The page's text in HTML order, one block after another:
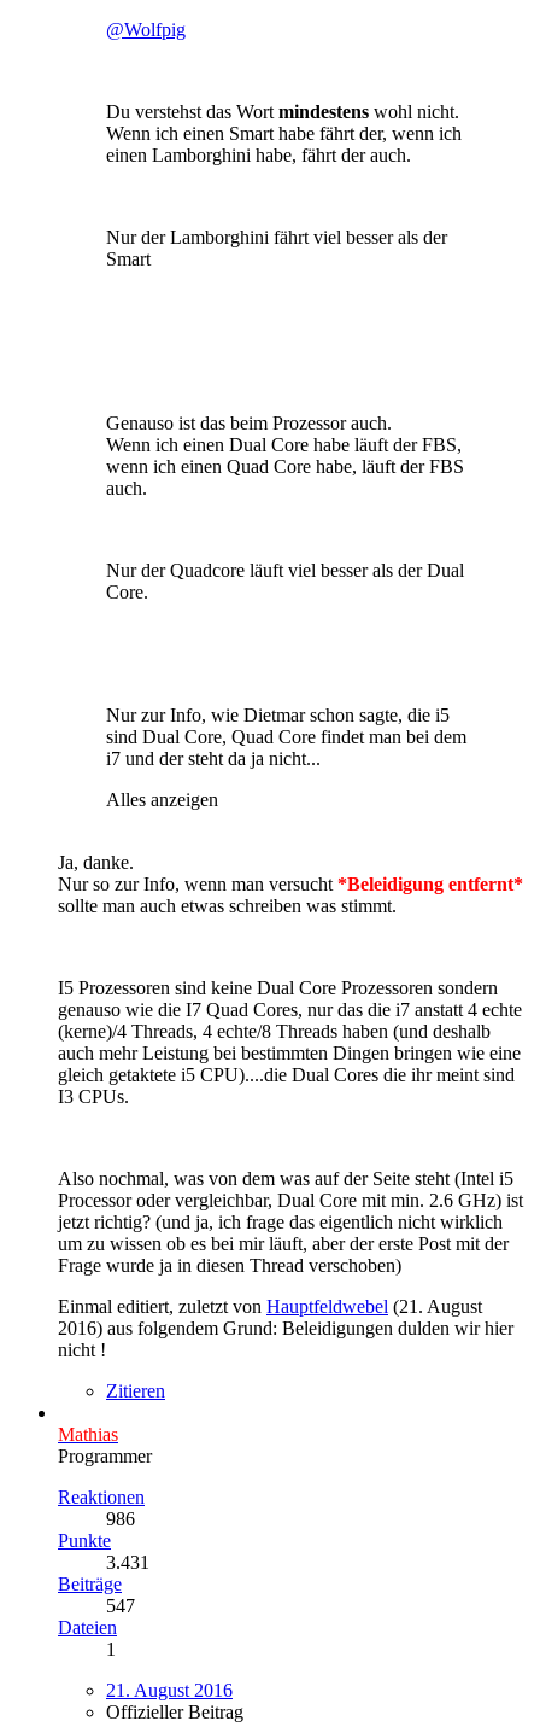
@Wolfpig
Du verstehst das Wort mindestens wohl nicht.
Wenn ich einen Smart habe fährt der, wenn ich
einen Lamborghini habe, fährt der auch.
Nur der Lamborghini fährt viel besser als der
Smart
Genauso ist das beim Prozessor auch.
Wenn ich einen Dual Core habe läuft der FBS,
wenn ich einen Quad Core habe, läuft der FBS
auch.
Nur der Quadcore läuft viel besser als der Dual
Core.
Nur zur Info, wie Dietmar schon sagte, die i5
sind Dual Core, Quad Core findet man bei dem
i7 und der steht da ja nicht...
Alles anzeigen
Ja, danke.
Nur so zur Info, wenn man versucht *Beleidigung entfernt*
sollte man auch etwas schreiben was stimmt.
I5 Prozessoren sind keine Dual Core Prozessoren sondern
genauso wie die I7 Quad Cores, nur das die i7 anstatt 4 echte
(kerne)/4 Threads, 4 echte/8 Threads haben (und deshalb
auch mehr Leistung bei bestimmten Dingen bringen wie eine
gleich getaktete i5 CPU)....die Dual Cores die ihr meint sind
I3 CPUs.
Also nochmal, was von dem was auf der Seite steht (Intel i5
Processor oder vergleichbar, Dual Core mit min. 2.6 GHz) ist
jetzt richtig? (und ja, ich frage das eigentlich nicht wirklich
um zu wissen ob es bei mir läuft, aber der erste Post mit der
Frage wurde ja in diesen Thread verschoben)
Einmal editiert, zuletzt von Hauptfeldwebel (21. August
2016) aus folgendem Grund: Beleidigungen dulden wir hier
nicht !
Zitieren
Mathias
Programmer
Reaktionen
986
Punkte
3.431
Beiträge
547
Dateien
1
21. August 2016
Offizieller Beitrag